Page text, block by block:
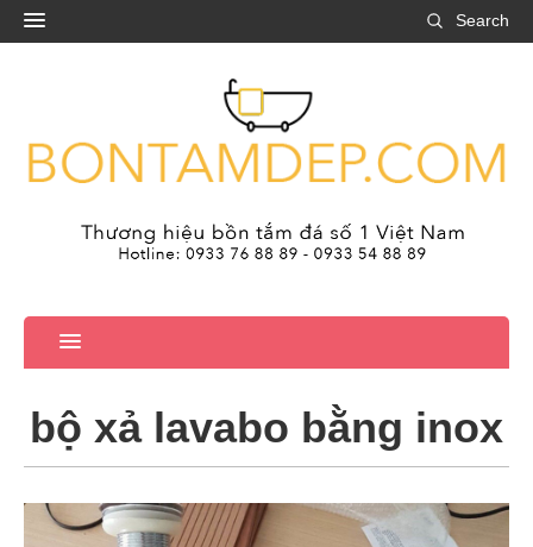
Search
bộ xả lavabo bằng inox